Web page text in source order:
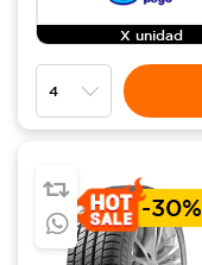
X unidad
-30%